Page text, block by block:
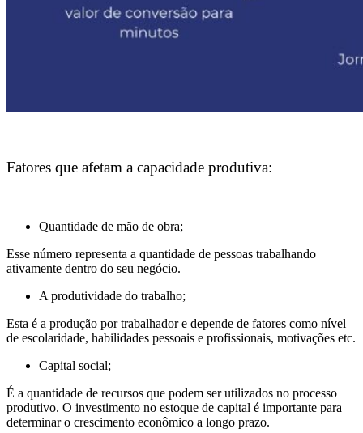
Fatores que afetam a capacidade produtiva:
Quantidade de mão de obra;
Esse número representa a quantidade de pessoas trabalhando
ativamente dentro do seu negócio.
A produtividade do trabalho;
Esta é a produção por trabalhador e depende de fatores como nível
de escolaridade, habilidades pessoais e profissionais, motivações etc.
Capital social;
É a quantidade de recursos que podem ser utilizados no processo
produtivo. O investimento no estoque de capital é importante para
determinar o crescimento econômico a longo prazo.